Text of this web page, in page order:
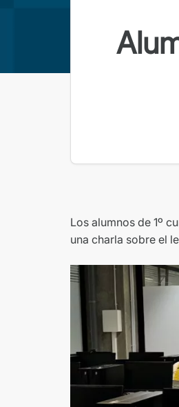
Los alumnos de 1º
una charla sobre el